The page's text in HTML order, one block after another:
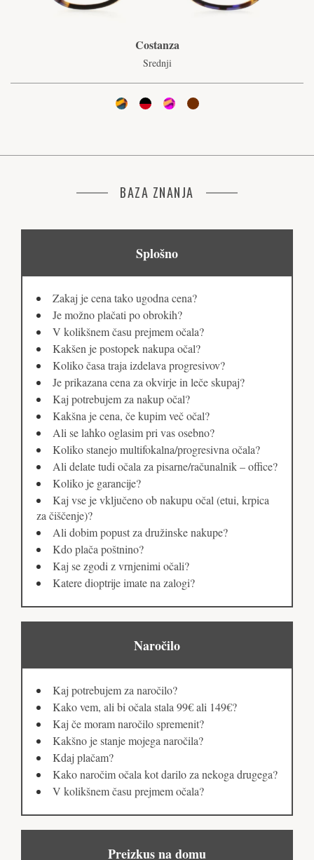
Costanza
Srednji
BAZA ZNANJA
Splošno
Zakaj je cena tako ugodna cena?
Je možno plačati po obrokih?
V kolikšnem času prejmem očala?
Kakšen je postopek nakupa očal?
Koliko časa traja izdelava progresivov?
Je prikazana cena za okvirje in leče skupaj?
Kaj potrebujem za nakup očal?
Kakšna je cena, če kupim več očal?
Ali se lahko oglasim pri vas osebno?
Koliko stanejo multifokalna/progresivna očala?
Ali delate tudi očala za pisarne/računalnik – office?
Koliko je garancije?
Kaj vse je vključeno ob nakupu očal (etui, krpica
za čiščenje)?
Ali dobim popust za družinske nakupe?
Kdo plača poštnino?
Kaj se zgodi z vrnjenimi očali?
Katere dioptrije imate na zalogi?
Naročilo
Kaj potrebujem za naročilo?
Kako vem, ali bi očala stala 99€ ali 149€?
Kaj če moram naročilo spremenit?
Kakšno je stanje mojega naročila?
Kdaj plačam?
Kako naročim očala kot darilo za nekoga drugega?
V kolikšnem času prejmem očala?
Preizkus na domu